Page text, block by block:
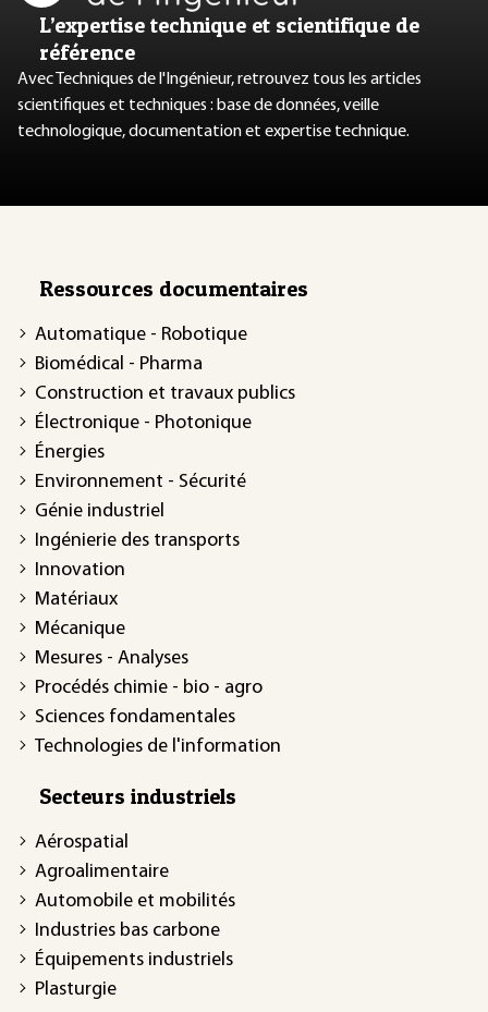
L’expertise technique et scientifique de
référence
Avec Techniques de l'Ingénieur, retrouvez tous les articles
scientifiques et techniques : base de données, veille
technologique, documentation et expertise technique.
Ressources documentaires
Automatique - Robotique
Biomédical - Pharma
Construction et travaux publics
Électronique - Photonique
Énergies
Environnement - Sécurité
Génie industriel
Ingénierie des transports
Innovation
Matériaux
Mécanique
Mesures - Analyses
Procédés chimie - bio - agro
Sciences fondamentales
Technologies de l'information
Secteurs industriels
Aérospatial
Agroalimentaire
Automobile et mobilités
Industries bas carbone
Équipements industriels
Plasturgie